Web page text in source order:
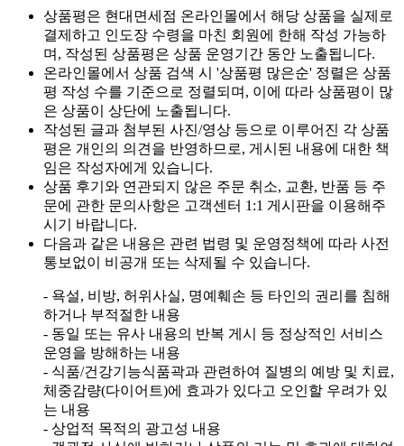
상품평은 현대면세점 온라인몰에서 해당 상품을 실제로
결제하고 인도장 수령을 마친 회원에 한해 작성 가능하
며, 작성된 상품평은 상품 운영기간 동안 노출됩니다.
온라인몰에서 상품 검색 시 '상품평 많은순' 정렬은 상품
평 작성 수를 기준으로 정렬되며, 이에 따라 상품평이 많
은 상품이 상단에 노출됩니다.
작성된 글과 첨부된 사진/영상 등으로 이루어진 각 상품
평은 개인의 의견을 반영하므로, 게시된 내용에 대한 책
임은 작성자에게 있습니다.
상품 후기와 연관되지 않은 주문 취소, 교환, 반품 등 주
문에 관한 문의사항은 고객센터 1:1 게시판을 이용해주
시기 바랍니다.
다음과 같은 내용은 관련 법령 및 운영정책에 따라 사전
통보없이 비공개 또는 삭제될 수 있습니다.
- 욕설, 비방, 허위사실, 명예훼손 등 타인의 권리를 침해
하거나 부적절한 내용
- 동일 또는 유사 내용의 반복 게시 등 정상적인 서비스
운영을 방해하는 내용
- 식품/건강기능식품곽과 관련하여 질병의 예방 및 치료,
체중감량(다이어트)에 효과가 있다고 오인할 우려가 있
는 내용
- 상업적 목적의 광고성 내용